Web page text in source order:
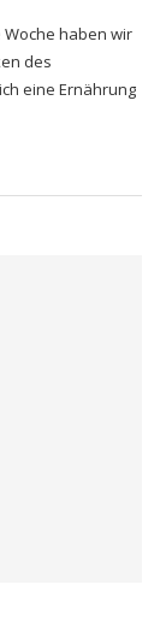
Woche haben wir
des
eine Ernährung